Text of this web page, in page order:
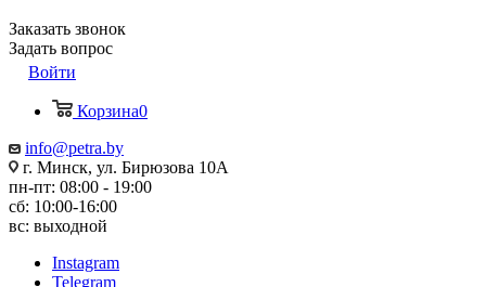
Заказать звонок
Задать вопрос
Войти
Корзина0
info@petra.by
г. Минск, ул. Бирюзова 10А
пн-пт: 08:00 - 19:00
сб: 10:00-16:00
вс: выходной
Instagram
Telegram